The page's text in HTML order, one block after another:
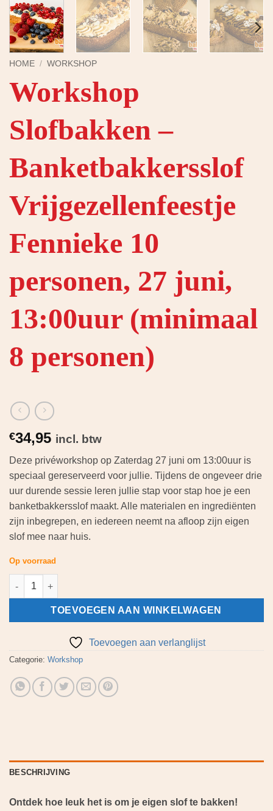
HOME / WORKSHOP
Workshop
Slofbakken –
Banketbakkersslof
Vrijgezellenfeestje
Fennieke 10
personen, 27 juni,
13:00uur (minimaal
8 personen)
€34,95 incl. btw
Deze privéworkshop op Zaterdag 27 juni om 13:00uur is
speciaal gereserveerd voor jullie. Tijdens de ongeveer drie
uur durende sessie leren jullie stap voor stap hoe je een
banketbakkersslof maakt. Alle materialen en ingrediënten
zijn inbegrepen, en iedereen neemt na afloop zijn eigen
slof mee naar huis.
Op voorraad
Workshop Slofbakken – Banketbakkersslof
TOEVOEGEN AAN WINKELWAGEN
Toevoegen aan verlanglijst
Categorie: Workshop
BESCHRIJVING
Ontdek hoe leuk het is om je eigen slof te bakken!